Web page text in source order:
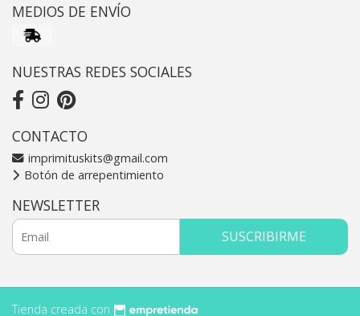
MEDIOS DE ENVÍO
NUESTRAS REDES SOCIALES
CONTACTO
imprimituskits@gmail.com
Botón de arrepentimiento
NEWSLETTER
SUSCRIBIRME
Tienda creada con